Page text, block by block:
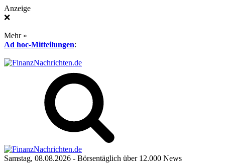
Anzeige
❌
Mehr »
Ad hoc-Mitteilungen:
Samstag, 08.08.2026 - Börsentäglich über 12.000 News